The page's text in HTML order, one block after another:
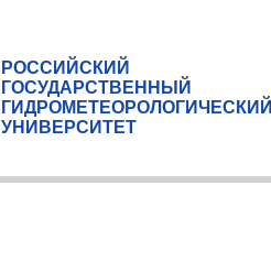
РОССИЙСКИЙ
ГОСУДАРСТВЕННЫЙ
ГИДРОМЕТЕОРОЛОГИЧЕСКИЙ
УНИВЕРСИТЕТ